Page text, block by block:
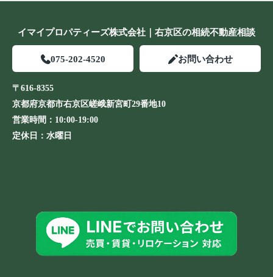
イマイプロパティーズ株式会社｜右京区の相続不動産相談
075-202-4520 お問い合わせ
〒616-8355
京都府京都市右京区嵯峨新宮町29番地10
営業時間： 10:00-19:00
定休日： 水曜日